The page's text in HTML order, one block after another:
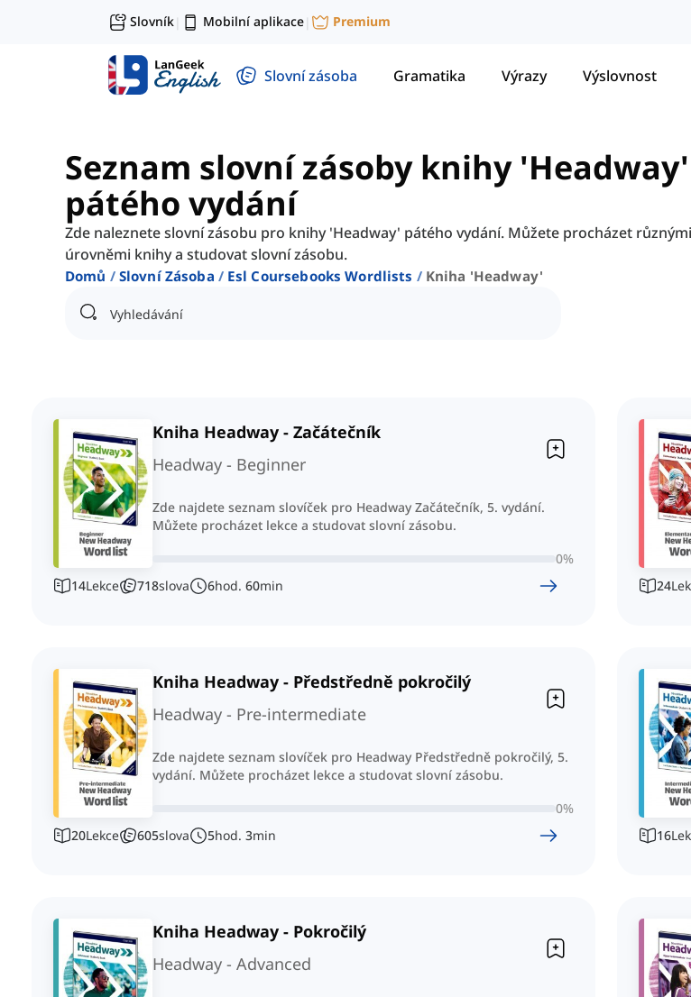
Slovník| Mobilní aplikace| Premium
Slovní zásoba Gramatika Výrazy Výslovnost
Seznam slovní zásoby knihy 'Headway'
pátého vydání
Zde naleznete slovní zásobu pro knihy 'Headway' pátého vydání. Můžete procházet různými
úrovněmi knihy a studovat slovní zásobu.
Domů Slovní Zásoba Esl Coursebooks Wordlists Kniha 'headway'
Kniha Headway - Začátečník
Headway - Beginner
Zde najdete seznam slovíček pro Headway Začátečník, 5. vydání.
Můžete procházet lekce a studovat slovní zásobu.
0%
14Lekce 718slova 6hod. 60min
24
Kniha Headway - Předstředně pokročilý
Headway - Pre-intermediate
Zde najdete seznam slovíček pro Headway Předstředně pokročilý, 5.
vydání. Můžete procházet lekce a studovat slovní zásobu.
0%
20Lekce 605slova 5hod. 3min
16
Kniha Headway - Pokročilý
Headway - Advanced